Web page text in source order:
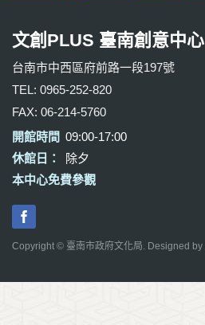
文創PLUS 臺南創意中心
台南市中西區府前路一段197號
TEL: 0965-252-820
FAX: 06-214-5760
開館時間 09:00-17:00
休館日：
除夕
本中心免費參觀
Copyright © 臺南市政府文化局. Designed by